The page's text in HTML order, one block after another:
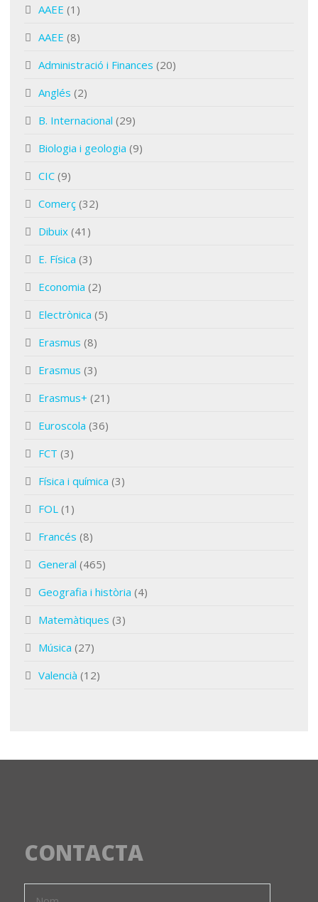
AAEE (1)
AAEE (8)
Administració i Finances (20)
Anglés (2)
B. Internacional (29)
Biologia i geologia (9)
CIC (9)
Comerç (32)
Dibuix (41)
E. Física (3)
Economia (2)
Electrònica (5)
Erasmus (8)
Erasmus (3)
Erasmus+ (21)
Euroscola (36)
FCT (3)
Física i química (3)
FOL (1)
Francés (8)
General (465)
Geografia i història (4)
Matemàtiques (3)
Música (27)
Valencià (12)
CONTACTA